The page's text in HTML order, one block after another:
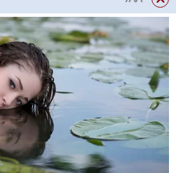
V jižních
vysazují
teplota vzduchu
C a pomine
Flamenco není
zeleniny, proto